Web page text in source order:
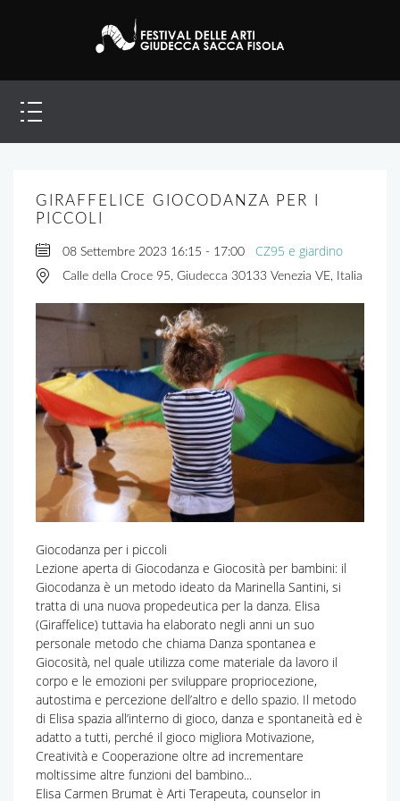
GIRAFFELICE GIOCODANZA PER I
PICCOLI
08 Settembre 2023 16:15 - 17:00 CZ95 e giardino
Calle della Croce 95, Giudecca 30133 Venezia VE, Italia
Giocodanza per i piccoli
Lezione aperta di Giocodanza e Giocosità per bambini: il
Giocodanza è un metodo ideato da Marinella Santini, si
tratta di una nuova propedeutica per la danza. Elisa
(Giraffelice) tuttavia ha elaborato negli anni un suo
personale metodo che chiama Danza spontanea e
Giocosità, nel quale utilizza come materiale da lavoro il
corpo e le emozioni per sviluppare propriocezione,
autostima e percezione dell’altro e dello spazio. Il metodo
di Elisa spazia all’interno di gioco, danza e spontaneità ed è
adatto a tutti, perché il gioco migliora Motivazione,
Creatività e Cooperazione oltre ad incrementare
moltissime altre funzioni del bambino...
Elisa Carmen Brumat è Arti Terapeuta, counselor in